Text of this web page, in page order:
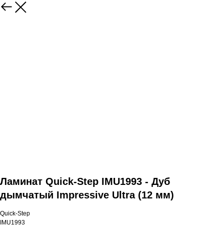
Ламинат Quick-Step IMU1993 - Дуб
дымчатый Impressive Ultra (12 мм)
Quick-Step
IMU1993